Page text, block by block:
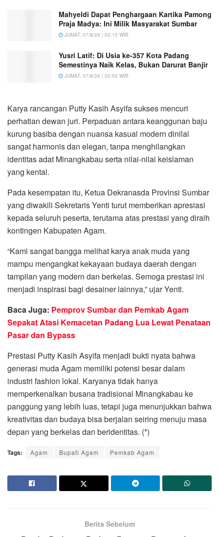
Mahyeldi Dapat Penghargaan Kartika Pamong
Praja Madya: Ini Milik Masyarakat Sumbar
JUMAT, 07/8/26 | 03:15 WIB
Yusri Latif: Di Usia ke-357 Kota Padang
Semestinya Naik Kelas, Bukan Darurat Banjir
JUMAT, 07/8/26 | 00:55 WIB
Karya rancangan Putty Kasih Asyifa sukses mencuri
perhatian dewan juri. Perpaduan antara keanggunan baju
kurung basiba dengan nuansa kasual modern dinilai
sangat harmonis dan elegan, tanpa menghilangkan
identitas adat Minangkabau serta nilai-nilai keislaman
yang kental.
Pada kesempatan itu, Ketua Dekranasda Provinsi Sumbar
yang diwakili Sekretaris Yenti turut memberikan apresiasi
kepada seluruh peserta, terutama atas prestasi yang diraih
kontingen Kabupaten Agam.
“Kami sangat bangga melihat karya anak muda yang
mampu mengangkat kekayaan budaya daerah dengan
tampilan yang modern dan berkelas. Semoga prestasi ini
menjadi inspirasi bagi desainer lainnya,” ujar Yenti.
Baca Juga: Pemprov Sumbar dan Pemkab Agam
Sepakat Atasi Kemacetan Padang Lua Lewat Penataan
Pasar dan Bypass
Prestasi Putty Kasih Asyifa menjadi bukti nyata bahwa
generasi muda Agam memiliki potensi besar dalam
industri fashion lokal. Karyanya tidak hanya
memperkenalkan busana tradisional Minangkabau ke
panggung yang lebih luas, tetapi juga menunjukkan bahwa
kreativitas dan budaya bisa berjalan seiring menuju masa
depan yang berkelas dan beridentitas. (*)
Tags: Agam Bupati Agam Pemkab Agam
Berita Sebelum